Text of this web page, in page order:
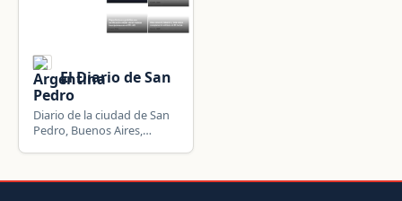
El Diario de San
Pedro
Diario de la ciudad de San
Pedro, Buenos Aires,